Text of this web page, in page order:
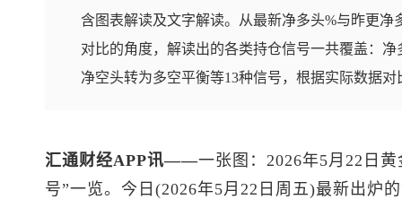
含图表解读及文字解读。从最新净多头%与昨更
对比的角度，解读出的各类持仓信号一共覆盖：
净空头转为多空平衡等13种信号，根据实际数据
汇通财经APP讯——一张图：2026年5月22日黄
号”一览。今日(2026年5月22日周五)最新出炉